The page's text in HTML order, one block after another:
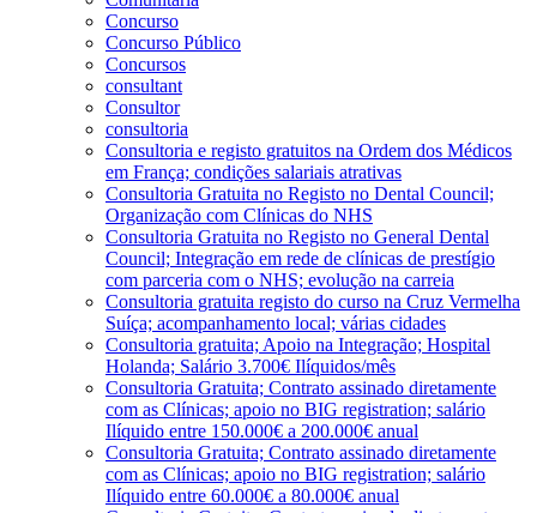
Concurso
Concurso Público
Concursos
consultant
Consultor
consultoria
Consultoria e registo gratuitos na Ordem dos Médicos
em França; condições salariais atrativas
Consultoria Gratuita no Registo no Dental Council;
Organização com Clínicas do NHS
Consultoria Gratuita no Registo no General Dental
Council; Integração em rede de clínicas de prestígio
com parceria com o NHS; evolução na carreia
Consultoria gratuita registo do curso na Cruz Vermelha
Suíça; acompanhamento local; várias cidades
Consultoria gratuita; Apoio na Integração; Hospital
Holanda; Salário 3.700€ Ilíquidos/mês
Consultoria Gratuita; Contrato assinado diretamente
com as Clínicas; apoio no BIG registration; salário
Ilíquido entre 150.000€ a 200.000€ anual
Consultoria Gratuita; Contrato assinado diretamente
com as Clínicas; apoio no BIG registration; salário
Ilíquido entre 60.000€ a 80.000€ anual